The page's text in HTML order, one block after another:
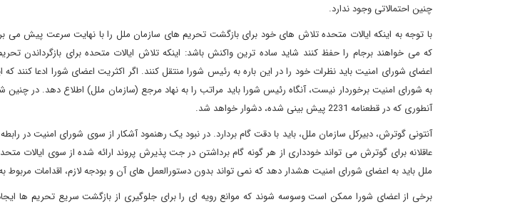
چنین احتمالاتی وجود ندارد.
با توجه به اینکه ایالات متحده تلاش های خود برای بازگشت تحریم های سازمان ملل را با نهایت سرعت پیش می
که می خواهند برجام را حفظ کنند شاید ساده ترین واکنش باشد: اینکه تلاش ایالات متحده برای بازگرداندن تحریم
اعضای شورای امنیت باید نظرات خود را در این باره به رئیس شورا منتقل کنند. اگر اکثریت اعضای شورا ادعا کنند که
به شورای امنیت برخوردار نیست، آنگاه رئیس شورا باید مراتب را به نهاد مرجع (سازمان ملل) اطلاع دهد. در
آنطوری که در قطعنامه 2231 پیش بینی شده، دشوار خواهد شد.
آنتونی گوترش، دبیرکل سازمان ملل، باید با دقت گام بردارد. در نبود یک رهنمود آشکار از سوی شورای امنیت در
عاقلانه برای گوترش می تواند خودداری از هر گونه گام برداشتن در جت پذیرش پروند ارائه شده از سوی ایالات
ملل باید به اعضای شورای امنیت هشدار دهد که نمی تواند بدون دستورالعمل های آن و بودجه لازم، اقدامات مربوط
برخی از اعضای شورا ممکن است وسوسه شوند که موانع رویه ای را برای جلوگیری از بازگشت سریع تحریم ها ایجاد